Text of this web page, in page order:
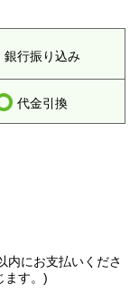
銀行振り込み
代金引換
内にお支払いくださ
ます。)